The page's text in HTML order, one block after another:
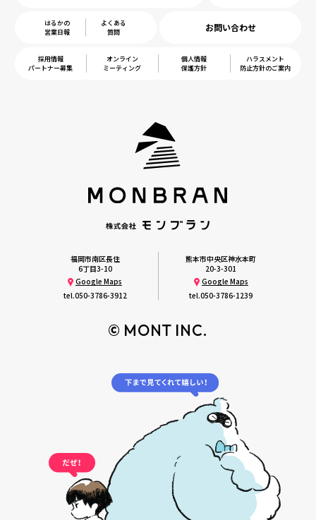
はるかの
営業日報
よくある
質問
お問い合わせ
採用情報
パートナー募集
オンライン
ミーティング
個人情報
保護方針
ハラスメント
防止方針のご案内
福岡市南区長住
6丁目3-10
Google Maps
tel.050-3786-3912
熊本市中央区神水本町
20-3-301
Google Maps
tel.050-3786-1239
© MONT INC.